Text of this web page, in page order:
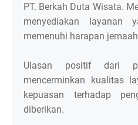
PT. Berkah Duta Wisata.
menyediakan layanan
memenuhi harapan
Ulasan positif dari
mencerminkan kualitas
kepuasan terhadap
diberikan.